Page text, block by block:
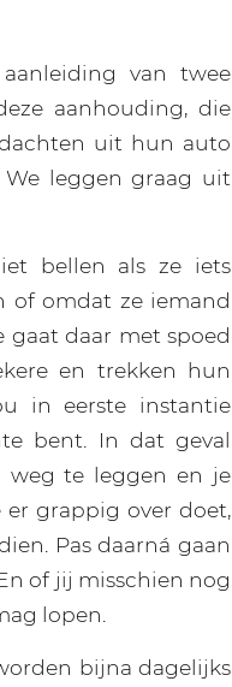
van twee
aanhouding, die
uit hun auto
We leggen graag uit
bellen als ze iets
of omdat ze iemand
daar met spoed
en trekken hun
in eerste instantie
bent. In dat geval
weg te leggen en je
grappig over doet,
Pas daarná gaan
of jij misschien nog
lopen.
bijna dagelijks